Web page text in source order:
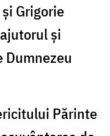
Grigorie
și
Părinte